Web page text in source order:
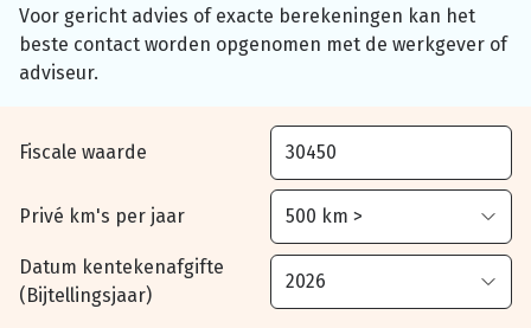
Voor gericht advies of exacte berekeningen kan het
beste contact worden opgenomen met de werkgever of
adviseur.
Fiscale waarde
Privé km's per jaar
Datum kentekenafgifte
(Bijtellingsjaar)